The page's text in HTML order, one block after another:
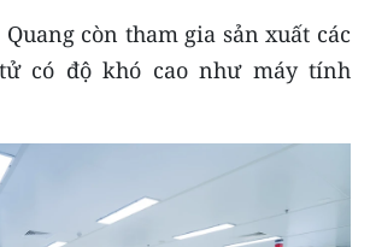
núi phía Bắc
Hồng
Trung Bộ và Tây
còn tham gia sản xuất các
có độ khó cao như máy tính